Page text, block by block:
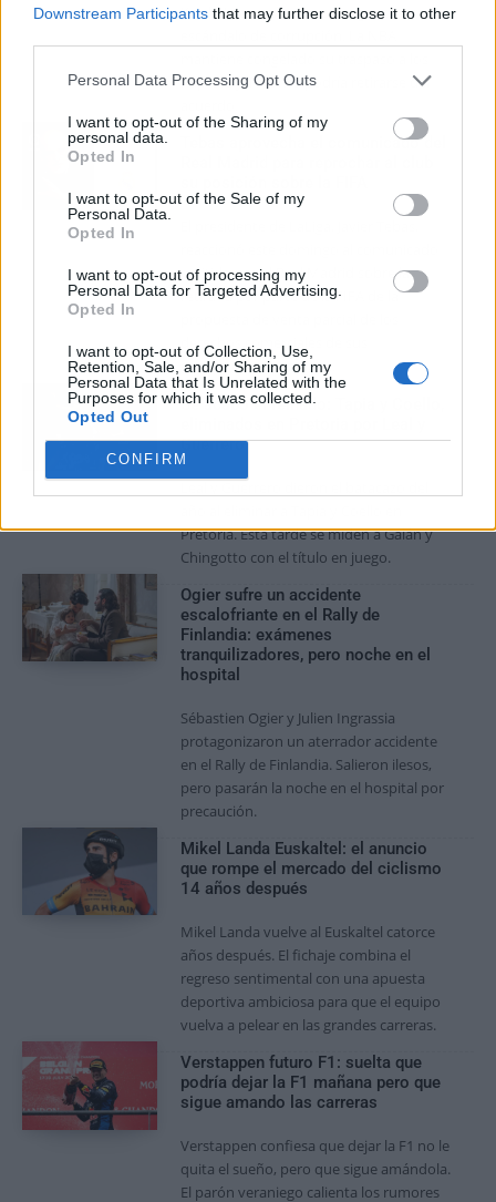
Downstream Participants that may further disclose it to other
Personal Data Processing Opt Outs
I want to opt-out of the Sharing of my
personal data.
Opted In
I want to opt-out of the Sale of my
Personal Data.
Opted In
I want to opt-out of processing my
Personal Data for Targeted Advertising.
Opted In
I want to opt-out of Collection, Use,
Retention, Sale, and/or Sharing of my
Personal Data that Is Unrelated with the
Purposes for which it was collected.
Opted Out
CONFIRM
Kawhi Leonard suma un segundo
Raptors y Toronto podría retirarse del
Tebas aprovecha el comunicado del
emitido por el Real Madrid sobre la
retirada por parte de la FIFA de la
derechos comerciales de sus
competiciones con un...
Se acabó el reinado: Tapia y Coello,
Guerrero
Pretoria. Esta tarde se miden a Galán y
Chingotto con el título en juego.
Ogier sufre un accidente
escalofriante en el Rally de
Finlandia: exámenes
tranquilizadores, pero noche en el
hospital
Sébastien Ogier y Julien Ingrassia
protagonizaron un aterrador accidente
en el Rally de Finlandia. Salieron ilesos,
pero pasarán la noche en el hospital por
precaución.
Mikel Landa Euskaltel: el anuncio
que rompe el mercado del ciclismo
14 años después
Mikel Landa vuelve al Euskaltel catorce
años después. El fichaje combina el
regreso sentimental con una apuesta
deportiva ambiciosa para que el equipo
vuelva a pelear en las grandes carreras.
Verstappen futuro F1: suelta que
podría dejar la F1 mañana pero que
sigue amando las carreras
Verstappen confiesa que dejar la F1 no le
quita el sueño, pero que sigue amándola.
El parón veraniego calienta los rumores